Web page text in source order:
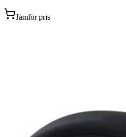
Jämför pris